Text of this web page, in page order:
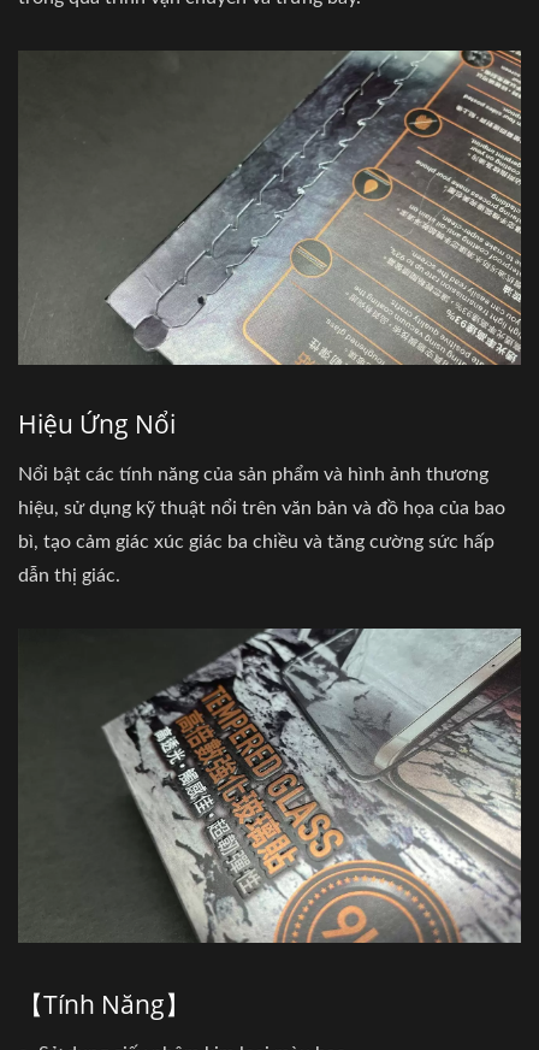
Hiệu Ứng Nổi
Nổi bật các tính năng của sản phẩm và hình ảnh thương
hiệu, sử dụng kỹ thuật nổi trên văn bản và đồ họa của bao
bì, tạo cảm giác xúc giác ba chiều và tăng cường sức hấp
dẫn thị giác.
【Tính Năng】